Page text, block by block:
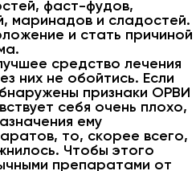
фаст-фудов,
маринадов и сладостей.
и стать причиной
средство лечения
них не обойтись. Если
признаки ОРВИ
себя очень плохо,
ему
то, скорее всего,
Чтобы этого
препаратами от